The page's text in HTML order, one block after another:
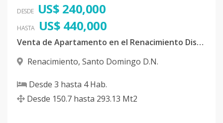
DESDE US$ 240,000
HASTA US$ 440,000
Venta de Apartamento en el Renacimiento Distrito Nacional
Renacimiento, Santo Domingo D.N.
Desde 3 hasta 4Hab.
Desde 150.7 hasta 293.13 Mt2